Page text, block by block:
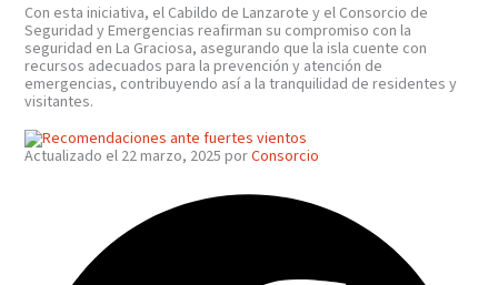
Con esta iniciativa, el Cabildo de Lanzarote y el Consorcio de
Seguridad y Emergencias reafirman su compromiso con la
seguridad en La Graciosa, asegurando que la isla cuente con
recursos adecuados para la prevención y atención de
emergencias, contribuyendo así a la tranquilidad de residentes y
visitantes.
Actualizado el 22 marzo, 2025 porConsorcio